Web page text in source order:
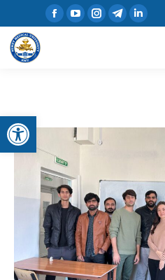
Открыть панель инструментов